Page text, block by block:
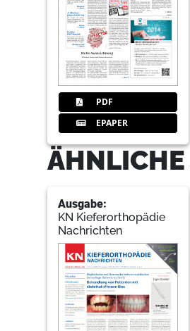
PDF
EPAPER
Ausgabe:
KN Kieferorthopädie
Nachrichten